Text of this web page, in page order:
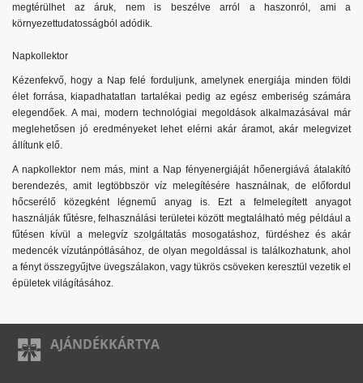
megtérülhet az áruk, nem is beszélve arról a haszonról, ami a
környezettudatosságból adódik.
Napkollektor
Kézenfekvő, hogy a Nap felé forduljunk, amelynek energiája minden földi
élet forrása, kiapadhatatlan tartalékai pedig az egész emberiség számára
elegendőek. A mai, modern technológiai megoldások alkalmazásával már
meglehetősen jó eredményeket lehet elérni akár áramot, akár melegvizet
állítunk elő.
A napkollektor nem más, mint a Nap fényenergiáját hőenergiává átalakító
berendezés, amit legtöbbször víz melegítésére használnak, de előfordul
hőcserélő közegként légnemű anyag is. Ezt a felmelegített anyagot
használják fűtésre, felhasználási területei között megtalálható még például a
fűtésen kívül a melegvíz szolgáltatás mosogatáshoz, fürdéshez és akár
medencék vízutánpótlásához, de olyan megoldással is találkozhatunk, ahol
a fényt összegyűjtve üvegszálakon, vagy tükrös csöveken keresztül vezetik el
épületek világításához.
AJÁNDÉKKÁRTYA